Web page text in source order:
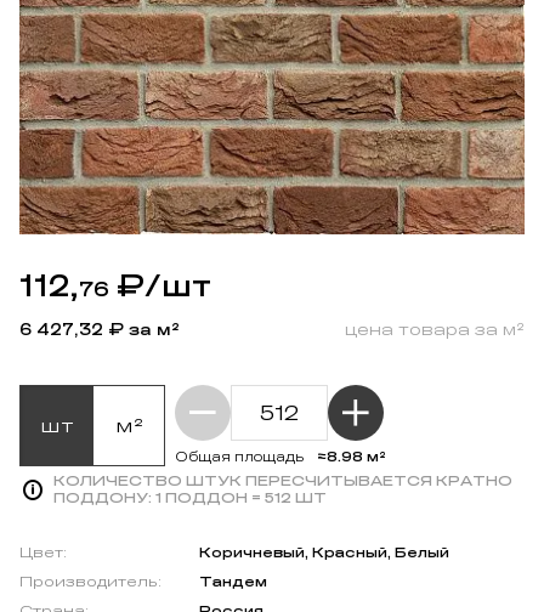
112,76 ₽/шт
6 427,32 ₽ за м² цена товара за м²
шт м²
Общая площадь
≈8.98 м²
КОЛИЧЕСТВО ШТУК ПЕРЕСЧИТЫВАЕТСЯ КРАТНО
ПОДДОНУ: 1 ПОДДОН = 512 ШТ
Цвет:
Коричневый, Красный, Белый
Производитель:
Тандем